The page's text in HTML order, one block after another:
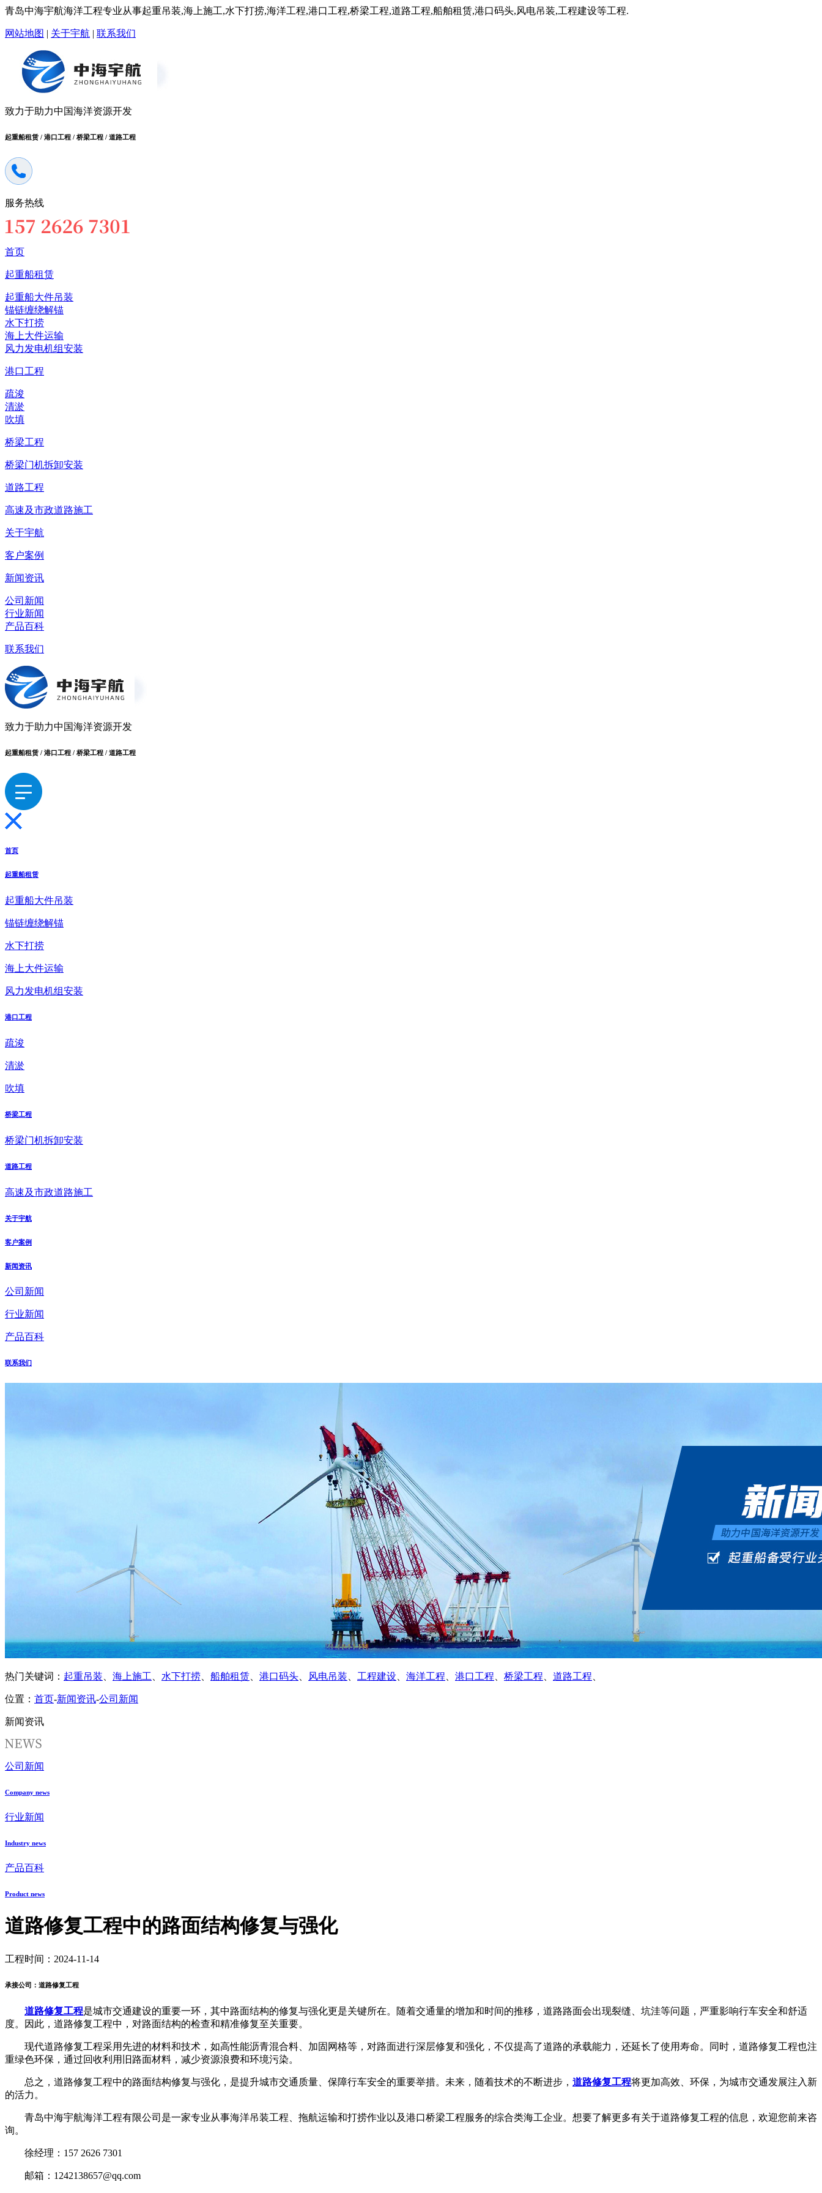
青岛中海宇航海洋工程专业从事起重吊装,海上施工,水下打捞,海洋工程,港口工程,桥梁工程,道路工程,船舶租赁,港口码头,风电吊装,工程建设等工程.
网站地图 | 关于宇航 | 联系我们
致力于助力中国海洋资源开发
起重船租赁 / 港口工程 / 桥梁工程 / 道路工程
服务热线
首页
起重船租赁
起重船大件吊装
锚链缠绕解锚
水下打捞
海上大件运输
风力发电机组安装
港口工程
疏浚
清淤
吹填
桥梁工程
桥梁门机拆卸安装
道路工程
高速及市政道路施工
关于宇航
客户案例
新闻资讯
公司新闻
行业新闻
产品百科
联系我们
致力于助力中国海洋资源开发
起重船租赁 / 港口工程 / 桥梁工程 / 道路工程
首页
起重船租赁
起重船大件吊装
锚链缠绕解锚
水下打捞
海上大件运输
风力发电机组安装
港口工程
疏浚
清淤
吹填
桥梁工程
桥梁门机拆卸安装
道路工程
高速及市政道路施工
关于宇航
客户案例
新闻资讯
公司新闻
行业新闻
产品百科
联系我们
热门关键词： 起重吊装、 海上施工、 水下打捞、 船舶租赁、 港口码头、 风电吊装、 工程建设、 海洋工程、 港口工程、 桥梁工程、 道路工程、
位置： 首页-新闻资讯-公司新闻
新闻资讯
公司新闻
Company news
行业新闻
Industry news
产品百科
Product news
道路修复工程中的路面结构修复与强化
工程时间：2024-11-14
承接公司：道路修复工程
道路修复工程是城市交通建设的重要一环，其中路面结构的修复与强化更是关键所在。随着交通量的增加和时间的推移，道路路面会出现裂缝、坑洼等问题，严重影响行车安全和舒适
度。因此，道路修复工程中，对路面结构的检查和精准修复至关重要。
现代道路修复工程采用先进的材料和技术，如高性能沥青混合料、加固网格等，对路面进行深层修复和强化，不仅提高了道路的承载能力，还延长了使用寿命。同时，道路修复工程也注
重绿色环保，通过回收利用旧路面材料，减少资源浪费和环境污染。
总之，道路修复工程中的路面结构修复与强化，是提升城市交通质量、保障行车安全的重要举措。未来，随着技术的不断进步， 道路修复工程将更加高效、环保，为城市交通发展注入新
的活力。
青岛中海宇航海洋工程有限公司是一家专业从事海洋吊装工程、拖航运输和打捞作业以及港口桥梁工程服务的综合类海工企业。想要了解更多有关于道路修复工程的信息，欢迎您前来咨
询。
徐经理：157 2626 7301
邮箱：1242138657@qq.com